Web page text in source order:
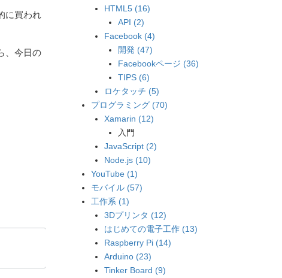
に買われ
、今日の
HTML5 (16)
API (2)
Facebook (4)
開発 (47)
Facebookページ (36)
TIPS (6)
ロケタッチ (5)
プログラミング (70)
Xamarin (12)
入門
JavaScript (2)
Node.js (10)
YouTube (1)
モバイル (57)
工作系 (1)
3Dプリンタ (12)
はじめての電子工作 (13)
Raspberry Pi (14)
Arduino (23)
Tinker Board (9)